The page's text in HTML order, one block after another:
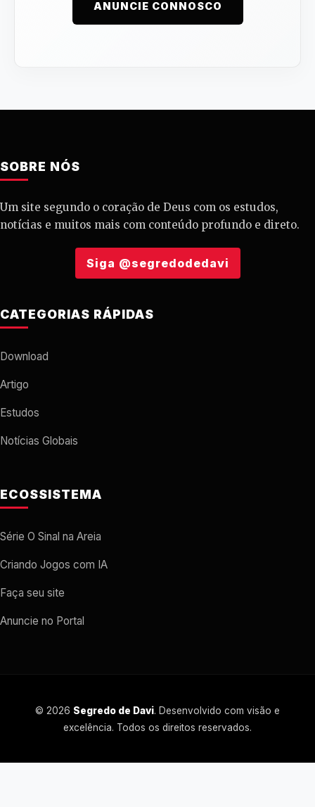
ANUNCIE CONNOSCO
SOBRE NÓS
Um site segundo o coração de Deus com os estudos,
notícias e muitos mais com conteúdo profundo e direto.
Siga @segredodedavi
CATEGORIAS RÁPIDAS
Download
Artigo
Estudos
Notícias Globais
ECOSSISTEMA
Série O Sinal na Areia
Criando Jogos com IA
Faça seu site
Anuncie no Portal
© 2026 Segredo de Davi. Desenvolvido com visão e
excelência. Todos os direitos reservados.